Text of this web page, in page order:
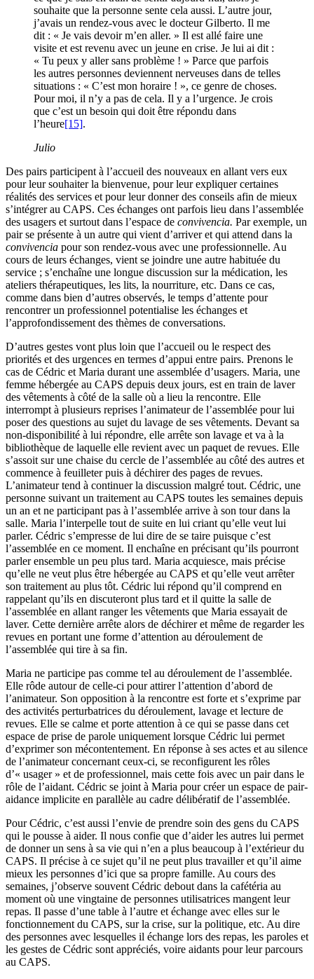
souhaite que la personne sente cela aussi. L’autre jour,
j’avais un rendez-vous avec le docteur Gilberto. Il me
dit : « Je vais devoir m’en aller. » Il est allé faire une
visite et est revenu avec un jeune en crise. Je lui ai dit :
« Tu peux y aller sans problème ! » Parce que parfois
les autres personnes deviennent nerveuses dans de telles
situations : « C’est mon horaire ! », ce genre de choses.
Pour moi, il n’y a pas de cela. Il y a l’urgence. Je crois
que c’est un besoin qui doit être répondu dans
l’heure[15].
Julio
Des pairs participent à l’accueil des nouveaux en allant vers eux
pour leur souhaiter la bienvenue, pour leur expliquer certaines
réalités des services et pour leur donner des conseils afin de mieux
s’intégrer au CAPS. Ces échanges ont parfois lieu dans l’assemblée
des usagers et surtout dans l’espace de convivencia. Par exemple, un
pair se présente à un autre qui vient d’arriver et qui attend dans la
convivencia pour son rendez-vous avec une professionnelle. Au
cours de leurs échanges, vient se joindre une autre habituée du
service ; s’enchaîne une longue discussion sur la médication, les
ateliers thérapeutiques, les lits, la nourriture, etc. Dans ce cas,
comme dans bien d’autres observés, le temps d’attente pour
rencontrer un professionnel potentialise les échanges et
l’approfondissement des thèmes de conversations.
D’autres gestes vont plus loin que l’accueil ou le respect des
priorités et des urgences en termes d’appui entre pairs. Prenons le
cas de Cédric et Maria durant une assemblée d’usagers. Maria, une
femme hébergée au CAPS depuis deux jours, est en train de laver
des vêtements à côté de la salle où a lieu la rencontre. Elle
interrompt à plusieurs reprises l’animateur de l’assemblée pour lui
poser des questions au sujet du lavage de ses vêtements. Devant sa
non-disponibilité à lui répondre, elle arrête son lavage et va à la
bibliothèque de laquelle elle revient avec un paquet de revues. Elle
s’assoit sur une chaise du cercle de l’assemblée au côté des autres et
commence à feuilleter puis à déchirer des pages de revues.
L’animateur tend à continuer la discussion malgré tout. Cédric, une
personne suivant un traitement au CAPS toutes les semaines depuis
un an et ne participant pas à l’assemblée arrive à son tour dans la
salle. Maria l’interpelle tout de suite en lui criant qu’elle veut lui
parler. Cédric s’empresse de lui dire de se taire puisque c’est
l’assemblée en ce moment. Il enchaîne en précisant qu’ils pourront
parler ensemble un peu plus tard. Maria acquiesce, mais précise
qu’elle ne veut plus être hébergée au CAPS et qu’elle veut arrêter
son traitement au plus tôt. Cédric lui répond qu’il comprend en
rappelant qu’ils en discuteront plus tard et il quitte la salle de
l’assemblée en allant ranger les vêtements que Maria essayait de
laver. Cette dernière arrête alors de déchirer et même de regarder les
revues en portant une forme d’attention au déroulement de
l’assemblée qui tire à sa fin.
Maria ne participe pas comme tel au déroulement de l’assemblée.
Elle rôde autour de celle-ci pour attirer l’attention d’abord de
l’animateur. Son opposition à la rencontre est forte et s’exprime par
des activités perturbatrices du déroulement, lavage et lecture de
revues. Elle se calme et porte attention à ce qui se passe dans cet
espace de prise de parole uniquement lorsque Cédric lui permet
d’exprimer son mécontentement. En réponse à ses actes et au silence
de l’animateur concernant ceux-ci, se reconfigurent les rôles
d’« usager » et de professionnel, mais cette fois avec un pair dans le
rôle de l’aidant. Cédric se joint à Maria pour créer un espace de pair-
aidance implicite en parallèle au cadre délibératif de l’assemblée.
Pour Cédric, c’est aussi l’envie de prendre soin des gens du CAPS
qui le pousse à aider. Il nous confie que d’aider les autres lui permet
de donner un sens à sa vie qui n’en a plus beaucoup à l’extérieur du
CAPS. Il précise à ce sujet qu’il ne peut plus travailler et qu’il aime
mieux les personnes d’ici que sa propre famille. Au cours des
semaines, j’observe souvent Cédric debout dans la cafétéria au
moment où une vingtaine de personnes utilisatrices mangent leur
repas. Il passe d’une table à l’autre et échange avec elles sur le
fonctionnement du CAPS, sur la crise, sur la politique, etc. Au dire
des personnes avec lesquelles il échange lors des repas, les paroles et
les gestes de Cédric sont appréciés, voire aidants pour leur parcours
au CAPS.